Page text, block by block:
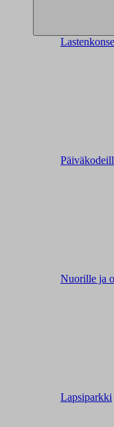
Nuorille ja
Lapsiparkki